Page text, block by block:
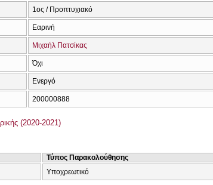
1ος / Προπτυχιακό
Εαρινή
Μιχαήλ Πατσίκας
Όχι
Ενεργό
200000888
(2020-2021)
Τύπος Παρακολούθησης
Υποχρεωτικό